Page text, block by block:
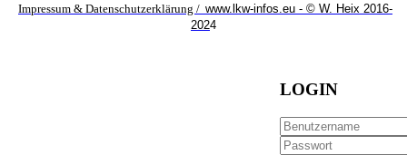
Impressum & Datenschutzerklärung / www.lkw-infos.eu - © W. Heix 2016-
2024
LOGIN